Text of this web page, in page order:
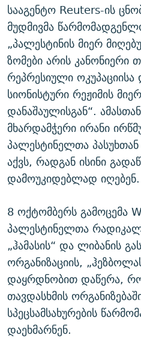
სააგენტო Reuters-ის
მუდმივმა
„პალესტინის მიერ
ზომები არის კანონიერი
რეპრესიული
სიონისტური რეჟიმის
დანაშაულისგან“.
მხარდამჭერი ირანი
პალესტინელთა
აქვს, რადგან ისინი
დამოუკიდებლად იღებენ.
8 ოქტომბერს გამოცემა
პალესტინელთა
„ჰამასის“ და ლიბანის
ორგანიზაციის,
დაყრდნობით დაწერა,
თავდასხმის
სპეცსამსახურების
დაეხმარნენ.